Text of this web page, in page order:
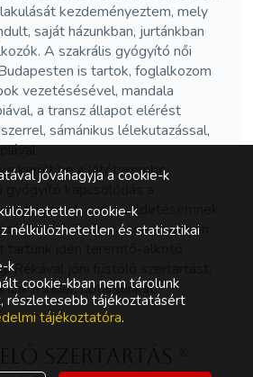
kezdeményeztem, mely
saját házunkban, jurtánkban
A szakrális gyógyító női
is tartok, foglalkozom
vezetésésével, mandala
a transz állapot elérést
sámánikus lélekutazással,
került be a látóterembe,
kapcsolódás a
a folyamat, ezért küldetésemnek
több nő felfedezhesse az ebben
tartunk idén teremtő-alkotó
Rékával jóni füstölő szertartást,
minden nőtársunkat!
jóváhagyja a cookie-k
cookie-k
nélkülözhetetlen és statisztikai
k
cookie-kban nem tárolunk
részletesebb tájékoztatásért
tájékoztatóra.